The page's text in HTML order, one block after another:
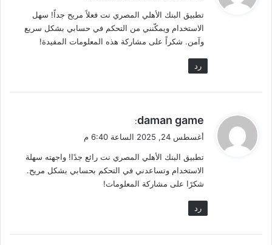
ل
تطبيق البنك الأهلي المصري نت فعلاً مريح جداً! سهل
الاستخدام ويمكّنني من التحكم في حسابي بشكل سريع
وآمن. شكراً على مشاركة هذه المعلومات المفيدة!
رد
ي
ق
ل
daman game
:
أغسطس 24, 2025 الساعة 6:40 م
تطبيق البنك الأهلي المصري نت رائع جدًا! واجهته سهلة
الاستخدام وتساعدني في التحكم بحسابي بشكل مريح.
شكرًا على مشاركة المعلومات!
رد